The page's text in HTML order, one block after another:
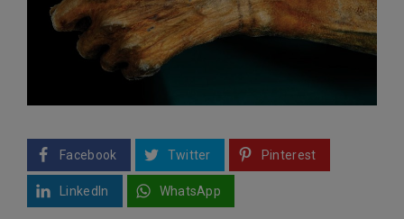
Facebook Twitter Pinterest
LinkedIn WhatsApp